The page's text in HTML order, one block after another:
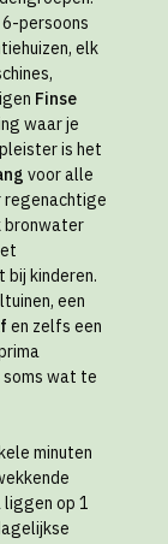
persoons
elk
Finse
waar je
is het
voor alle
regenachtige
bronwater
bij kinderen.
een
en zelfs een
soms wat te
minuten
liggen op 1